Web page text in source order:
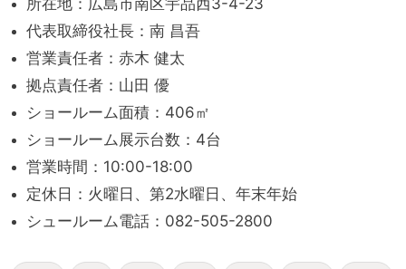
所在地：広島市南区宇品西3-4-23
代表取締役社長：南 昌吾
営業責任者：赤木 健太
拠点責任者：山田 優
ショールーム面積：406㎡
ショールーム展示台数：4台
営業時間：10:00-18:00
定休日：火曜日、第2水曜日、年末年始
シュールーム電話：082-505-2800